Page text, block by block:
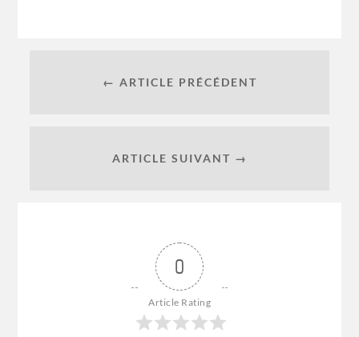
← ARTICLE PRÉCÉDENT
ARTICLE SUIVANT →
0
Article Rating